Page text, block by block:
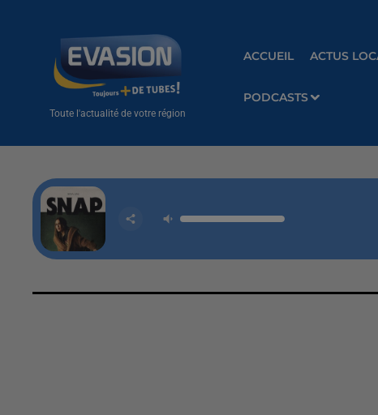
Toute l'actualité de votre région
ACCUEIL ACTUS
PODCASTS